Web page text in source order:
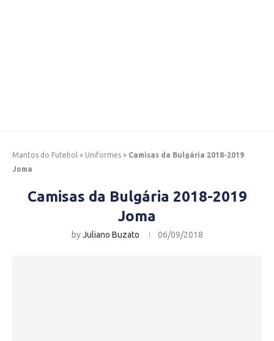
Mantos do Futebol » Uniformes » Camisas da Bulgária 2018-2019
Joma
Camisas da Bulgária 2018-2019
Joma
byJuliano Buzato 06/09/2018